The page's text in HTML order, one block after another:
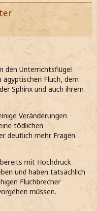
den Unterrichtsflügel
Fluch, dem
Sphinx und auch ihrem
Veränderungen
tödlichen
deutlich mehr Fragen
mit Hochdruck
und haben tatsächlich
Fluchbrecher
müssen.